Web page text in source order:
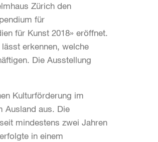
Zürich den
für
für Kunst 2018» eröffnet.
erkennen, welche
Die Ausstellung
Kulturförderung im
Ausland aus. Die
mindestens zwei Jahren
in einem